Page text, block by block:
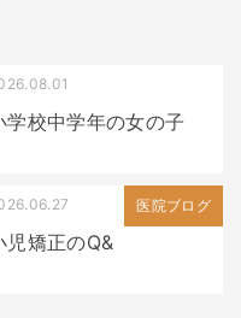
学校中学年の女の子
医院ブログ
児矯正のQ&